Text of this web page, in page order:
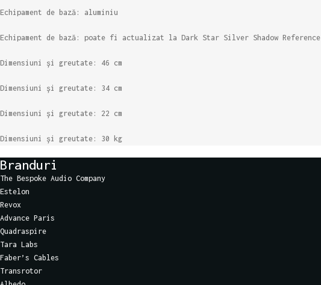
Echipament de bază: aluminiu
Echipament de bază: poate fi actualizat la Dark Star Silver Shadow Reference
Dimensiuni și greutate: 46 cm
Dimensiuni și greutate: 34 cm
Dimensiuni și greutate: 22 cm
Dimensiuni și greutate: 30 kg
Branduri
The Bespoke Audio Company
Estelon
Revox
Advance Paris
Quadraspire
Tara Labs
Faber’s Cables
Transrotor